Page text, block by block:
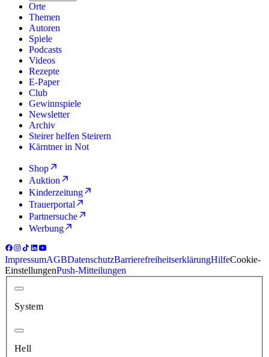
Orte
Themen
Autoren
Spiele
Podcasts
Videos
Rezepte
E-Paper
Club
Gewinnspiele
Newsletter
Archiv
Steirer helfen Steirern
Kärntner in Not
Shop
Auktion
Kinderzeitung
Trauerportal
Partnersuche
Werbung
ImpressumAGBDatenschutzBarrierefreiheitserklärungHilfeCookie-
EinstellungenPush-Mitteilungen
System
Hell